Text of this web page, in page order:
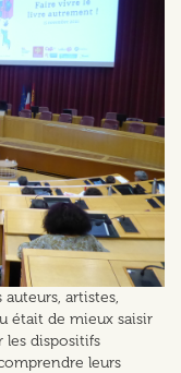
artistes,
était de mieux saisir
les dispositifs
leurs